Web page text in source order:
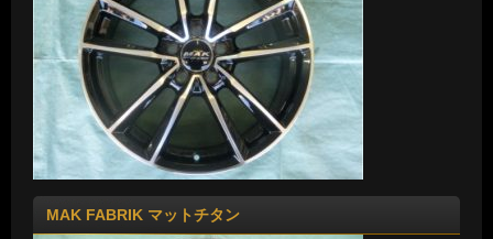
MAK FABRIK マットチタン